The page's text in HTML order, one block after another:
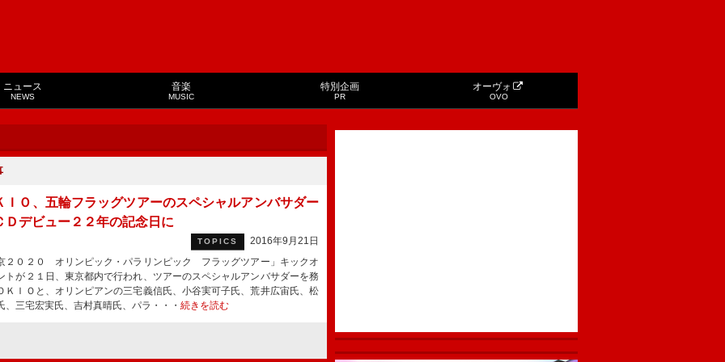
ニュース
NEWS
音楽
MUSIC
特別企画
PR
オーヴォ
OVO
ＩＯ、五輪フラッグツアーのスペシャルアンバサダー
デビュー２２年の記念日に
TOPICS
2016年9月21日
０２０ オリンピック・パラリンピック フラッグツアー」キックオ
トが２１日、東京都内で行われ、ツアーのスペシャルアンバサダーを務
ＫＩＯと、オリンピアンの三宅義信氏、小谷実可子氏、荒井広宙氏、松
、三宅宏実氏、吉村真晴氏、パラ・・・ 続きを読む